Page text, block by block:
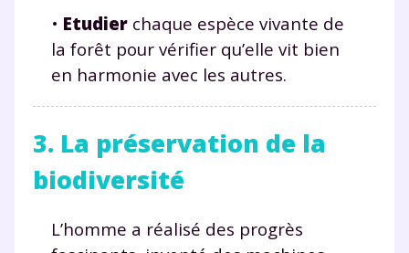
• Etudier chaque espèce vivante de
la forêt pour vérifier qu’elle vit bien
en harmonie avec les autres.
3. La préservation de la
biodiversité
L’homme a réalisé des progrès
et de réussir votre